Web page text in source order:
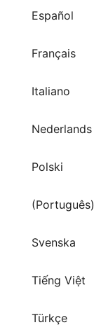
Español
Français
Italiano
Nederlands
Polski
(Português)
Svenska
Tiếng Việt
Türkçe